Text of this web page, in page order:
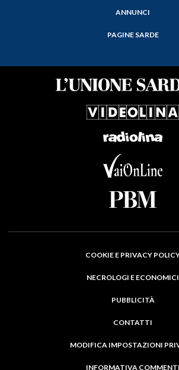
ANNUNCI
PAGINE SARDE
COOKIE E PRIVACY
NECROLOGI E ECONOMICI
PUBBLICITÀ
CONTATTI
MODIFICA IMPOSTAZIONI
INFORMATIVA COMMENTI